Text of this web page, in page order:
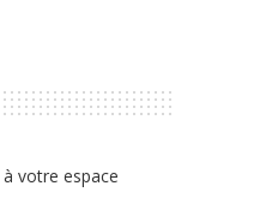
votre espace